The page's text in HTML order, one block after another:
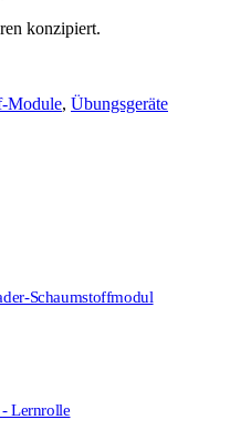
konzipiert.
Module, Übungsgeräte
Schaumstoffmodul
Lernrolle